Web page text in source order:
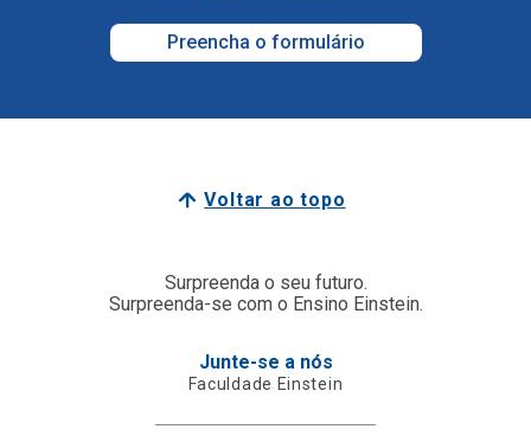
Preencha o formulário
Voltar ao topo
Surpreenda o seu futuro.
Surpreenda-se com o Ensino Einstein.
Junte-se a nós
Faculdade Einstein